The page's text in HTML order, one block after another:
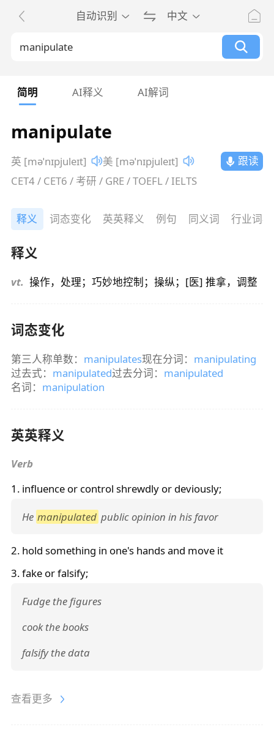
自动识别 中文
简明 AI释义 AI解词
manipulate
英 [məˈnɪpjuleɪt] 美 [məˈnɪpjuleɪt]
跟读
CET4 / CET6 / 考研 / GRE / TOEFL / IELTS
释义 词态变化 英英释义 例句 同义词 行业词典
释义
vt. 操作，处理；巧妙地控制；操纵；[医] 推拿，调整
词态变化
第三人称单数： manipulates现在分词： manipulating
过去式： manipulated过去分词： manipulated
名词： manipulation
英英释义
Verb
1. influence or control shrewdly or deviously;
He manipulated public opinion in his favor
2. hold something in one's hands and move it
3. fake or falsify;
Fudge the figures
cook the books
falsify the data
查看更多